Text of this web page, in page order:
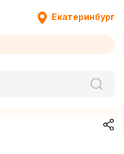
Екатеринбург